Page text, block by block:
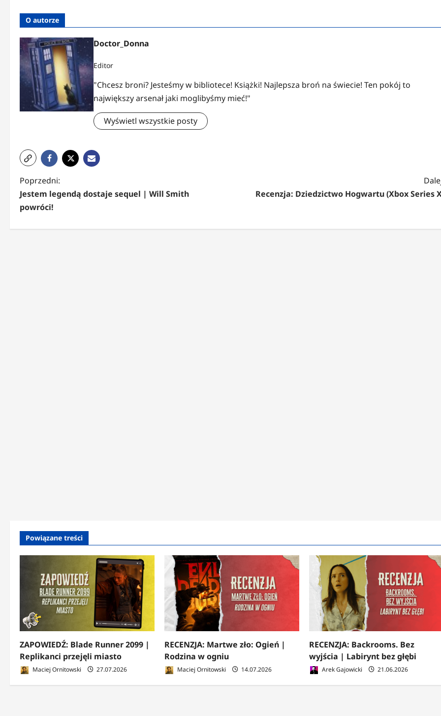
O autorze
Doctor_Donna
Editor
"Chcesz broni? Jesteśmy w bibliotece! Książki! Najlepsza broń na świecie! Ten pokój to
największy arsenał jaki moglibyśmy mieć!"
Wyświetl wszystkie posty
Z
o
b
Poprzedni:
Jestem legendą dostaje sequel | Will Smith
powróci!
Recenzja: Dziedzictwo Hogwartu (Xbox Series
Powiązane treści
ZAPOWIEDŹ: Blade Runner 2099 |
Replikanci przejęli miasto
Maciej Ornitowski 27.07.2026
RECENZJA: Martwe zło: Ogień |
Rodzina w ogniu
Maciej Ornitowski 14.07.2026
RECENZJA: Backrooms. Bez
wyjścia | Labirynt bez głębi
Arek Gajowicki 21.06.2026